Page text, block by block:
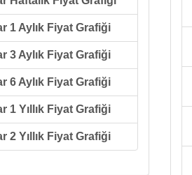
1 Aylık Fiyat Grafiği
3 Aylık Fiyat Grafiği
6 Aylık Fiyat Grafiği
1 Yıllık Fiyat Grafiği
2 Yıllık Fiyat Grafiği